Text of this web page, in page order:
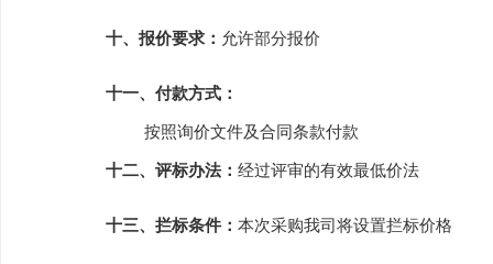
十、报价要求： 允许部分报价
十一、付款方式：
按照询价文件及合同条款付款
十二、评标办法： 经过评审的有效最低价法
十三、拦标条件： 本次采购我司将设置拦标价格